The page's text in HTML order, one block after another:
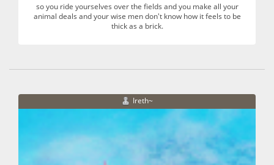
so you ride yourselves over the fields and you make all your
animal deals and your wise men don't know how it feels to be
thick as a brick.
Ireth~